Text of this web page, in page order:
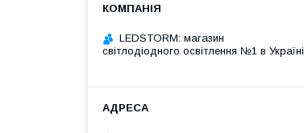
LEDSTORM: магазин
світлодіодного освітлення №1 в Україні